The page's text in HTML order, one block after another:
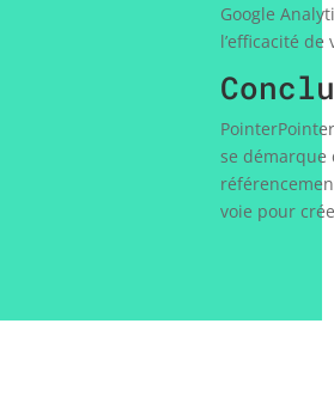
Google
l’efficacité
se démarque
voie pour